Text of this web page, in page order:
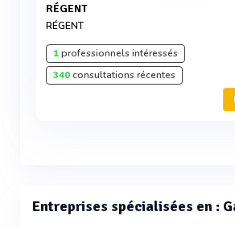
RÉGENT
RÉGENT
1professionnels intéressés
340consultations récentes
Entreprises spécialisées en :